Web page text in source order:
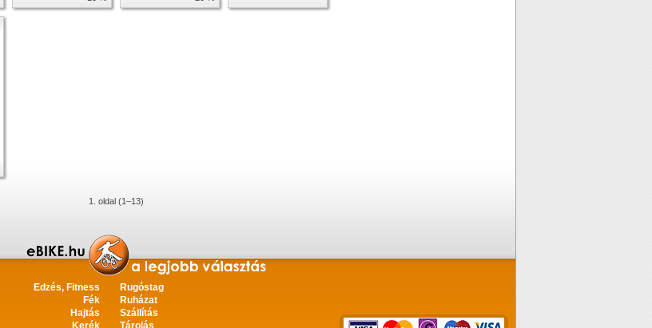
1. oldal (1–13)
Edzés, Fitness
Fék
Hajtás
Kerék
Rugóstag
Ruházat
Szállítás
Tárolás